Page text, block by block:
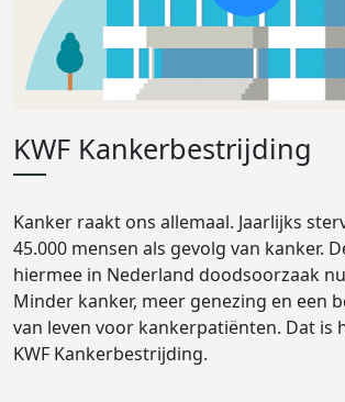
KWF Kankerbestrijding
Kanker raakt ons allemaal. Jaarlijks
45.000 mensen als gevolg van kanker.
hiermee in Nederland doodsoorzaak
Minder kanker, meer genezing en een
van leven voor kankerpatiënten. Dat is
KWF Kankerbestrijding.